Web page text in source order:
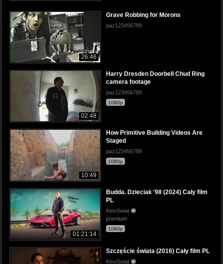
26:46
Grave Robbing for Morons
paz123456789
02:48
Harry Dresden Doorbell Chud Ring
camera footage
paz123456789
1080p
10:49
How Primitive Building Videos Are
Staged
paz123456789
1080p
01:21:14
Budda. Dzieciak '98 (2024) Cały film
PL
KinoSwiat
premium
1080p
Szczęście świata (2016) Cały film PL
KinoSwiat